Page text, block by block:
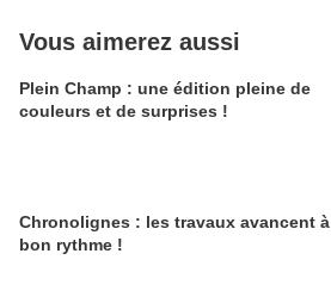
Vous aimerez aussi
Plein Champ : une édition pleine de
couleurs et de surprises !
Chronolignes : les travaux avancent à
bon rythme !